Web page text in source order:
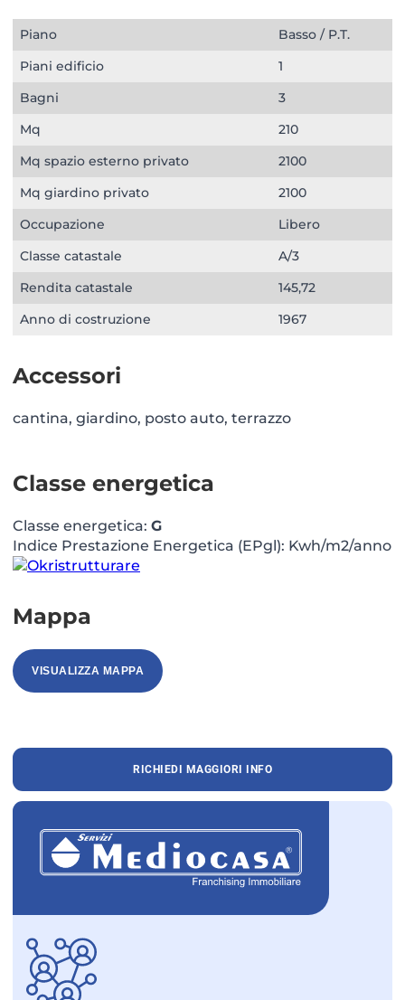
Piano
Basso / P.T.
Piani edificio
1
Bagni
3
Mq
210
Mq spazio esterno privato
2100
Mq giardino privato
2100
Occupazione
Libero
Classe catastale
A/3
Rendita catastale
145,72
Anno di costruzione
1967
Accessori
cantina, giardino, posto auto, terrazzo
Classe energetica
Classe energetica: G
Indice Prestazione Energetica (EPgl): Kwh/m2/anno
Mappa
VISUALIZZA MAPPA
RICHIEDI MAGGIORI INFO